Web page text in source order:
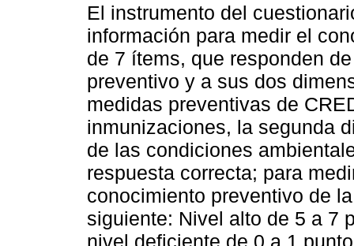
El instrumento del
información para medir el
de 7 ítems, que responden
preventivo y a sus dos
medidas preventivas de
inmunizaciones, la segunda
de las condiciones
respuesta correcta; para
conocimiento preventivo de
siguiente: Nivel alto de 5 a 7
nivel deficiente de 0 a 1